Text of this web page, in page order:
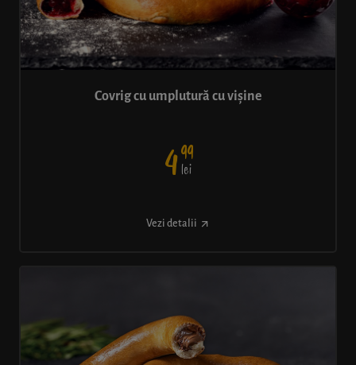
Covrig cu umplutură cu vișine
499
lei
Vezi detalii